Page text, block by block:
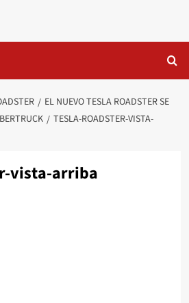
EL NUEVO TESLA ROADSTER SE
TESLA-ROADSTER-VISTA-
vista-arriba